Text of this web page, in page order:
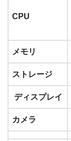
CPU
メモリ
ストレージ
ディスプレイ
カメラ